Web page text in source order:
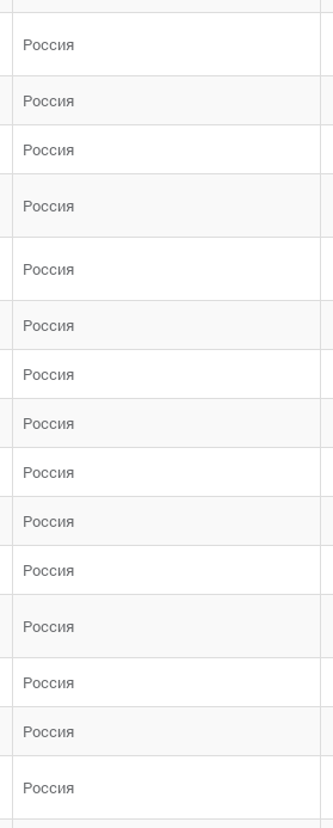
Россия
Россия
Россия
Россия
Россия
Россия
Россия
Россия
Россия
Россия
Россия
Россия
Россия
Россия
Россия